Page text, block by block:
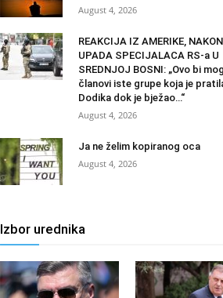
August 4, 2026
REAKCIJA IZ AMERIKE, NAKON
UPADA SPECIJALACA RS-a U
SREDNJOJ BOSNI: „Ovo bi
članovi iste grupe koja je
Dodika dok je bježao…“
August 4, 2026
Ja ne želim kopiranog oca
August 4, 2026
Izbor urednika